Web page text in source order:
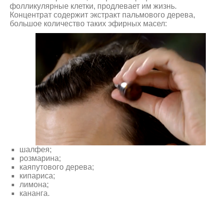
фолликулярные клетки, продлевает им жизнь.
Концентрат содержит экстракт пальмового дерева,
большое количество таких эфирных масел:
шалфея;
розмарина;
каяпутового дерева;
кипариса;
лимона;
кананга.